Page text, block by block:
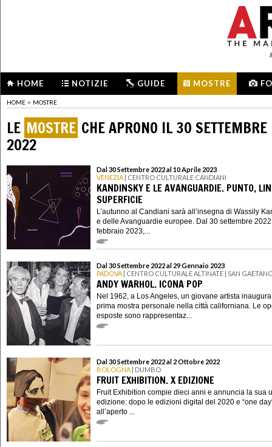
HOME NOTIZIE GUIDE MOSTRE
HOME > MOSTRE
LE MOSTRE CHE APRONO IL 30 SETTEMBRE
2022
Dal 30 Settembre 2022 al 10 Aprile 2023
VENEZIA | CENTRO CULTURALE CANDIANI
KANDINSKY E LE AVANGUARDIE. PUNTO,
SUPERFICIE
L’autunno al Candiani sarà all’insegna di Wassily
e delle Avanguardie europee. Dal 30 settembre
febbraio 2023,...
Dal 30 Settembre 2022 al 29 Gennaio 2023
PADOVA | CENTRO CULTURALE ALTINATE | SAN
ANDY WARHOL. ICONA POP
Nel 1962, a Los Angeles, un giovane artista
prima mostra personale nella città californiana. Le
esposte sono rappresentaz...
Dal 30 Settembre 2022 al 2 Ottobre 2022
BOLOGNA | DUMBO
FRUIT EXHIBITION. X EDIZIONE
Fruit Exhibition compie dieci anni e annuncia la sua
edizione: dopo le edizioni digital del 2020 e “one
all’aperto ...